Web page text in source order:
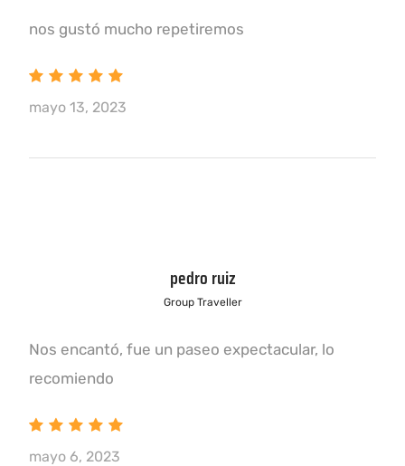
nos gustó mucho repetiremos
mayo 13, 2023
pedro ruiz
Group Traveller
Nos encantó, fue un paseo expectacular, lo
recomiendo
mayo 6, 2023